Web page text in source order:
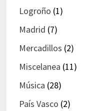
Logroño (1)
Madrid (7)
Mercadillos (2)
Miscelanea (11)
Música (28)
País Vasco (2)